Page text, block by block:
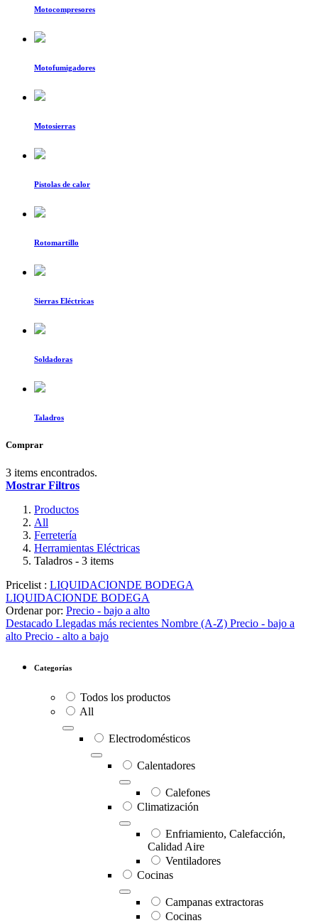
Motocompresores
Motofumigadores
Motosierras
Pistolas de calor
Rotomartillo
Sierras Eléctricas
Soldadoras
Taladros
Comprar
3 items encontrados.
Mostrar Filtros
Productos
All
Ferretería
Herramientas Eléctricas
Taladros - 3 items
Pricelist : LIQUIDACIONDE BODEGA
LIQUIDACIONDE BODEGA
Ordenar por: Precio - bajo a alto
Destacado Llegadas más recientes Nombre (A-Z) Precio - bajo a
alto Precio - alto a bajo
Categorías
Todos los productos
All
Electrodomésticos
Calentadores
Calefones
Climatización
Enfriamiento, Calefacción,
Calidad Aire
Ventiladores
Cocinas
Campanas extractoras
Cocinas